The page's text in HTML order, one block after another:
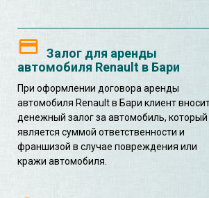
Залог для аренды
автомобиля Renault в Бари
При оформлении договора аренды
автомобиля Renault в Бари клиент
денежный залог за автомобиль, который
является суммой ответственности и
франшизой в случае повреждения или
кражи автомобиля.